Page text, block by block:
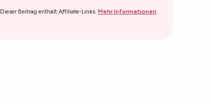
Dieser Beitrag enthält Affiliate-Links.Mehr Informationen